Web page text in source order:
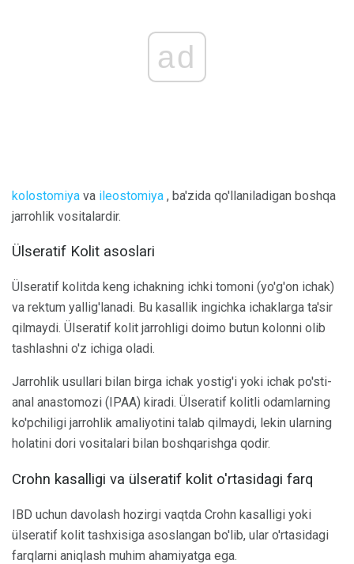
ad
kolostomiya va ileostomiya , ba'zida qo'llaniladigan boshqa
jarrohlik vositalardir.
Ülseratif Kolit asoslari
Ülseratif kolitda keng ichakning ichki tomoni (yo'g'on ichak)
va rektum yallig'lanadi. Bu kasallik ingichka ichaklarga ta'sir
qilmaydi. Ülseratif kolit jarrohligi doimo butun kolonni olib
tashlashni o'z ichiga oladi.
Jarrohlik usullari bilan birga ichak yostig'i yoki ichak po'sti-
anal anastomozi (IPAA) kiradi. Ülseratif kolitli odamlarning
ko'pchiligi jarrohlik amaliyotini talab qilmaydi, lekin ularning
holatini dori vositalari bilan boshqarishga qodir.
Crohn kasalligi va ülseratif kolit o'rtasidagi farq
IBD uchun davolash hozirgi vaqtda Crohn kasalligi yoki
ülseratif kolit tashxisiga asoslangan bo'lib, ular o'rtasidagi
farqlarni aniqlash muhim ahamiyatga ega.